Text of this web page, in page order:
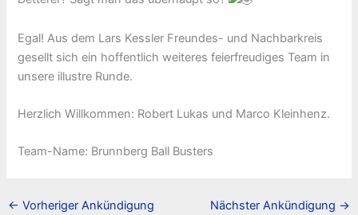
Egal! Aus dem Lars Kessler Freundes- und Nachbarkreis
gesellt sich ein hoffentlich weiteres feierfreudiges Team in
unsere illustre Runde.
Herzlich Willkommen: Robert Lukas und Marco Kleinhenz.
Team-Name: Brunnberg Ball Busters
← Vorheriger Ankündigung Nächster Ankündigung →